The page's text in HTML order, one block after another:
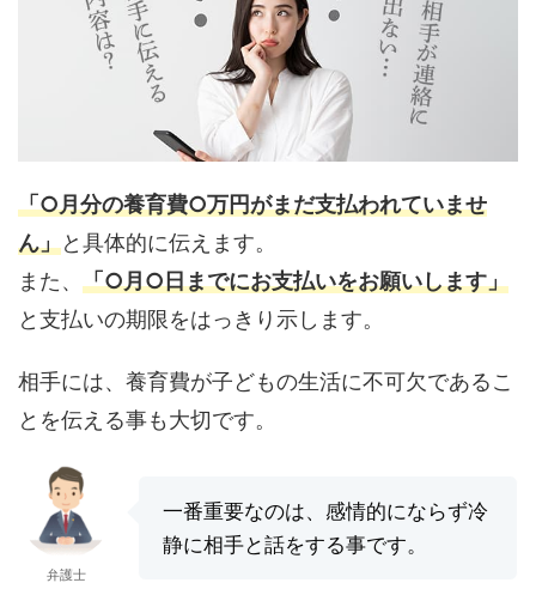
「○月分の養育費○万円がまだ支払われていませ
ん」と具体的に伝えます。
また、 「○月○日までにお支払いをお願いします」
と支払いの期限をはっきり示します。
相手には、養育費が子どもの生活に不可欠であるこ
とを伝える事も大切です。
弁護士
一番重要なのは、感情的にならず冷
静に相手と話をする事です。